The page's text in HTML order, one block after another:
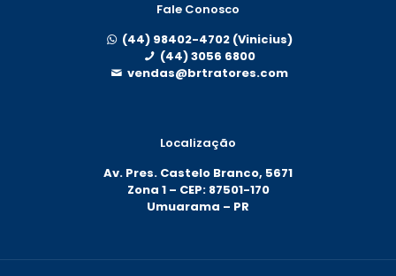
Fale Conosco
(44) 98402-4702 (Vinicius)
(44) 3056 6800
vendas@brtratores.com
Localização
Av. Pres. Castelo Branco, 5671
Zona 1 – CEP: 87501-170
Umuarama – PR